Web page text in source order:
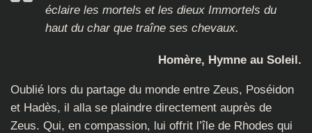
éclaire les mortels et les dieux Immortels du
haut du char que traîne ses chevaux.
Homère, Hymne au Soleil.
Oublié lors du partage du monde entre Zeus, Poséidon
et Hadès, il alla se plaindre directement auprès de
Zeus. Qui, en compassion, lui offrit l’île de Rhodes qui